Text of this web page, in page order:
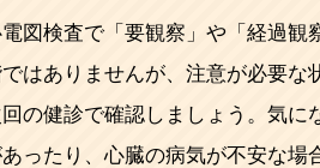
図検査で「要観察」や「経過
ではありませんが、注意が必要な
の健診で確認しましょう。気に
ったり、心臓の病気が不安な場